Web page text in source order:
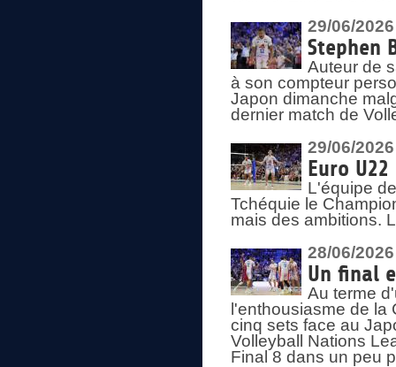
29/06/2026
Stephen
Auteur de
à son compteur
Japon dimanche
dernier match de
29/06/2026
Euro
L'équipe
Tchéquie le
mais des ambitions.
28/06/2026
Un final
Au terme
l'enthousiasme de
cinq sets face au
Volleyball Nations
Final 8 dans un peu